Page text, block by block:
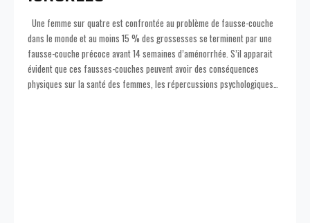
Une femme sur quatre est confrontée au problème de fausse-couche
dans le monde et au moins 15 % des grossesses se terminent par une
fausse-couche précoce avant 14 semaines d’aménorrhée. S’il apparait
évident que ces fausses-couches peuvent avoir des conséquences
physiques sur la santé des femmes, les répercussions psychologiques…